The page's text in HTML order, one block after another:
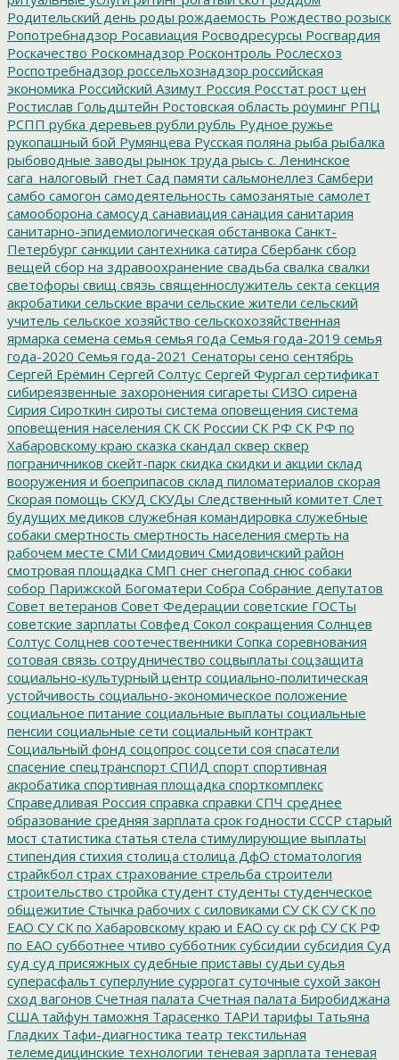
Родительский день роды рождаемость Рождество розыск
Ропотребнадзор Росавиация Росводресурсы Росгвардия
Роскачество Роскомнадзор Росконтроль Рослесхоз
Роспотребнадзор россельхознадзор российская
экономика Российский Азимут Россия Росстат рост цен
Ростислав Гольдштейн Ростовская область роуминг РПЦ
РСПП рубка деревьев рубли рубль Рудное ружье
рукопашный бой Румянцева Русская поляна рыба рыбалка
рыбоводные заводы рынок труда рысь с. Ленинское
сага_налоговый_гнет Сад памяти сальмонеллез Самбери
самбо самогон самодеятельность самозанятые самолет
самооборона самосуд санавиация санация санитария
санитарно-эпидемиологическая обстанвока Санкт-
Петербург санкции сантехника сатира Сбербанк сбор
вещей сбор на здравоохранение свадьба свалка свалки
светофоры свищ связь священнослужитель секта секция
акробатики сельские врачи сельские жители сельский
учитель сельское хозяйство сельскохозяйственная
ярмарка семена семья семья года Семья года-2019 семья
года-2020 Семья года-2021 Сенаторы сено сентябрь
Сергей Ерёмин Сергей Солтус Сергей Фургал сертификат
сибиреязвенные захоронения сигареты СИЗО сирена
Сирия Сироткин сироты система оповещения система
оповещения населения СК СК России СК РФ СК РФ по
Хабаровскому краю сказка скандал сквер сквер
пограничников скейт-парк скидка скидки и акции склад
вооружения и боеприпасов склад пиломатериалов скорая
Скорая помощь СКУД СКУДы Следственный комитет Слет
будущих медиков служебная командировка служебные
собаки смертность смертность населения смерть на
рабочем месте СМИ Смидович Смидовичский район
смотровая площадка СМП снег снегопад снюс собаки
собор Парижской Богоматери Собра Собрание депутатов
Совет ветеранов Совет Федерации советские ГОСТы
советские зарплаты Совфед Сокол сокращения Солнцев
Солтус Солцнев соотечественники Сопка соревнования
сотовая связь сотрудничество соцвыплаты соцзащита
социально-культурный центр социально-политическая
устойчивость социально-экономическое положение
социальное питание социальные выплаты социальные
пенсии социальные сети социальный контракт
Социальный фонд соцопрос соцсети соя спасатели
спасение спецтранспорт СПИД спорт спортивная
акробатика спортивная площадка спорткомплекс
Справедливая Россия справка справки СПЧ среднее
образование средняя зарплата срок годности СССР старый
мост статистика статья стела стимулирующие выплаты
стипендия стихия столица столица ДфО стоматология
страйкбол страх страхование стрельба строители
строительство стройка студент студенты студенческое
общежитие Стычка рабочих с силовиками СУ СК СУ СК по
ЕАО СУ СК по Хабаровскому краю и ЕАО су ск рф СУ СК РФ
по ЕАО субботнее чтиво субботник субсидии субсидия Суд
суд суд присяжных судебные приставы судьи судья
суперасфальт суперлуние суррогат суточные сухой закон
сход вагонов Счетная палата Счетная палата Биробиджана
США тайфун таможня Тарасенко ТАРИ тарифы Татьяна
Гладких Тафи-диагностика театр текстильная
телемедицинские технологии теневая зарплата теневая